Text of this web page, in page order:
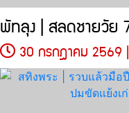
30 กรกฎาคม 2569 |